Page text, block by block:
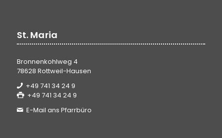
St. Maria
Bronnenkohlweg 4
78628 Rottweil-Hausen
+49 741 34 24 9
+49 741 34 24 9
E-Mail ans Pfarrbüro